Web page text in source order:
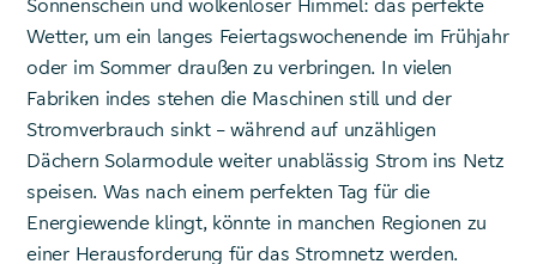
Sonnenschein und wolkenloser Himmel: das perfekte
Wetter, um ein langes Feiertagswochenende im Frühjahr
oder im Sommer draußen zu verbringen. In vielen
Fabriken indes stehen die Maschinen still und der
Stromverbrauch sinkt – während auf unzähligen
Dächern Solarmodule weiter unablässig Strom ins Netz
speisen. Was nach einem perfekten Tag für die
Energiewende klingt, könnte in manchen Regionen zu
einer Herausforderung für das Stromnetz werden.